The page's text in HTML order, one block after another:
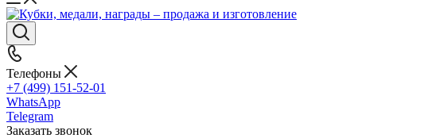
Телефоны
+7 (499) 151-52-01
WhatsApp
Telegram
Заказать звонок